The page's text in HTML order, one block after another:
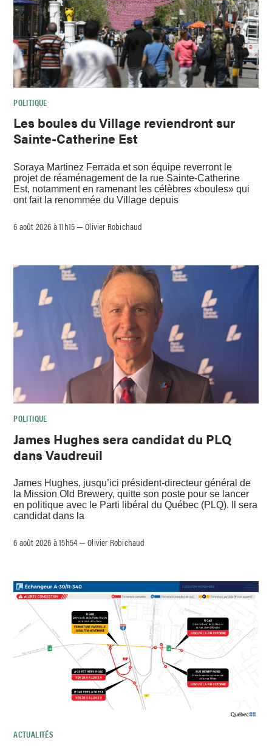
POLITIQUE
Les boules du Village reviendront sur
Sainte-Catherine Est
Soraya Martinez Ferrada et son équipe reverront le
projet de réaménagement de la rue Sainte-Catherine
Est, notamment en ramenant les célèbres «boules» qui
ont fait la renommée du Village depuis
6 août 2026 à 11h15 –Olivier Robichaud
POLITIQUE
James Hughes sera candidat du PLQ
dans Vaudreuil
James Hughes, jusqu’ici président-directeur général de
la Mission Old Brewery, quitte son poste pour se lancer
en politique avec le Parti libéral du Québec (PLQ). Il sera
candidat dans la
6 août 2026 à 15h54 –Olivier Robichaud
ACTUALITÉS